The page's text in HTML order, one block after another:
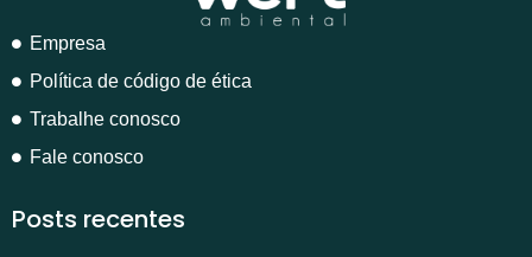
Empresa
Política de código de ética
Trabalhe conosco
Fale conosco
Posts recentes